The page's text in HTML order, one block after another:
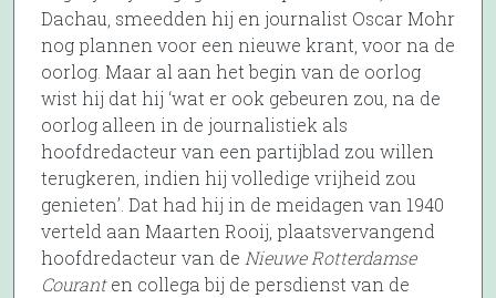
Dachau, smeedden hij en journalist Oscar Mohr
nog plannen voor een nieuwe krant, voor na de
oorlog. Maar al aan het begin van de oorlog
wist hij dat hij ‘wat er ook gebeuren zou, na de
oorlog alleen in de journalistiek als
hoofdredacteur van een partijblad zou willen
terugkeren, indien hij volledige vrijheid zou
genieten’. Dat had hij in de meidagen van 1940
verteld aan Maarten Rooij, plaatsvervangend
hoofdredacteur van de Nieuwe Rotterdamse
Couranten collega bij de persdienst van de